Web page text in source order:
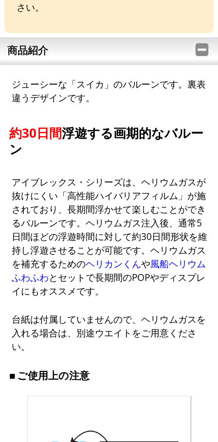
さい。
商品紹介
ジューシーな「スイカ」のバルーンです。裏表
違うデザインです。
約30日間浮遊する画期的なバルー
ン
アイブレックス・シリーズは、ヘリウムガスが
抜けにくい「高性能ハイバリアフィルム」が施
されており、長期間浮かせて楽しむことができ
るバルーンです。ヘリウムガス注入後、通常5
日間ほどの浮遊時間に対して約30日間形状を維
持し浮遊させることが可能です。ヘリウムガス
を補充するためのヘリカンくんや風船ヘリウム
ふわふわとセットで長期間のPOPやディスプレ
イにもオススメです。
台紙は付属していませんので、ヘリウムガスを
入れる場合は、別途ウエイトをご用意くださ
い。
ご使用上の注意